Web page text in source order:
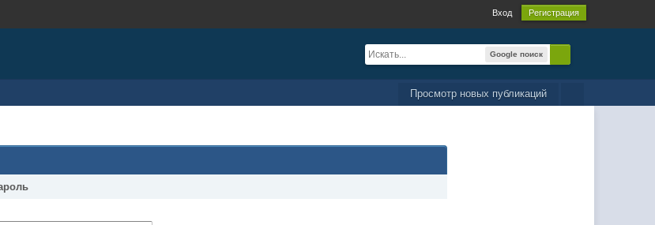
Вход Регистрация
Google поиск
Просмотр новых публикаций